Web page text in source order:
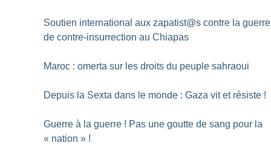
Soutien international aux zapatist@s contre la guerre
de contre-insurrection au Chiapas
Maroc : omerta sur les droits du peuple sahraoui
Depuis la Sexta dans le monde : Gaza vit et résiste !
Guerre à la guerre ! Pas une goutte de sang pour la
« nation » !